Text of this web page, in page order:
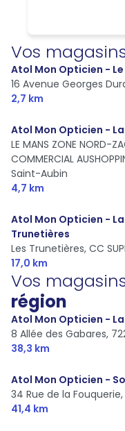
années à cette
!
Vos
Atol Mon Opticien -
16 Avenue Georges
2,7 km
Atol Mon Opticien -
LE MANS ZONE NORD-
COMMERCIAL
Saint-Aubin
4,7 km
Atol Mon Opticien -
Trunetières
Les Trunetières, CC
17,0 km
Vos
région
Atol Mon Opticien -
8 Allée des Gabares,
38,3 km
Atol Mon Opticien -
34 Rue de la Fouquerie,
41,4 km